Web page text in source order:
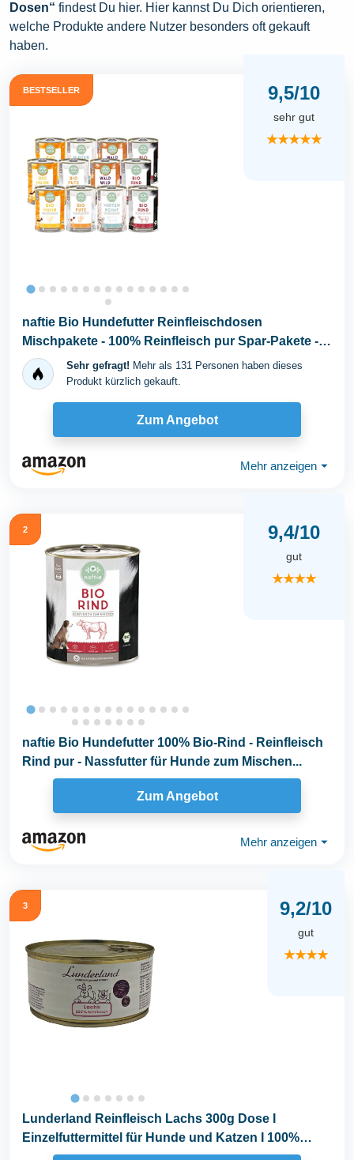
Dosen“ findest Du hier. Hier kannst Du Dich orientieren,
welche Produkte andere Nutzer besonders oft gekauft
haben.
BESTSELLER 9,5/10
sehr gut
★★★★★
naftie Bio Hundefutter Reinfleischdosen
Mischpakete - 100% Reinfleisch pur Spar-Pakete -
Nassfutter...Sehr gefragt! Mehr als 131 Personen haben dieses
Produkt kürzlich gekauft.
Zum Angebot
Mehr anzeigen ⏷
2 9,4/10
gut
★★★★
naftie Bio Hundefutter 100% Bio-Rind - Reinfleisch
Rind pur - Nassfutter für Hunde zum Mischen...
Zum Angebot
Mehr anzeigen ⏷
3 9,2/10
gut
★★★★
Lunderland Reinfleisch Lachs 300g Dose I
Einzelfuttermittel für Hunde und Katzen I 100%
frisches...